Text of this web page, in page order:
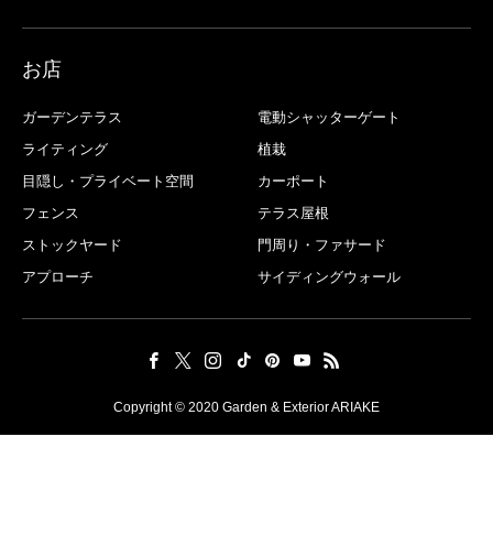
お店
ガーデンテラス
電動シャッターゲート
ライティング
植栽
目隠し・プライベート空間
カーポート
フェンス
テラス屋根
ストックヤード
門周り・ファサード
アプローチ
サイディングウォール
Copyright © 2020 Garden & Exterior ARIAKE